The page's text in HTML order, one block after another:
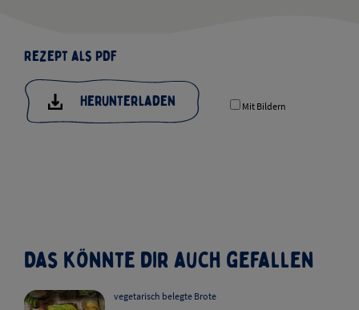
Rezept als PDF
Herunterladen Mit Bildern
Das könnte dir auch gefallen
vegetarisch belegte Brote